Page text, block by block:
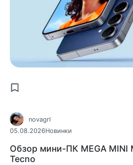
novagrl
05.08.2026Новинки
Обзор мини-ПК MEGA MINI
Tecno